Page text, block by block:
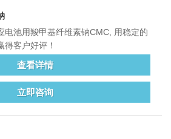
电池用羧甲基纤维素钠CMC, 用稳定的
得客户好评！
查看详情
立即咨询